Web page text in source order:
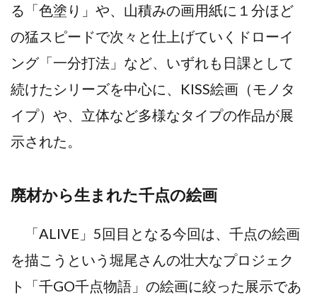
る「色塗り」や、山積みの画用紙に１分ほど
の猛スピードで次々と仕上げていくドローイ
ング「一分打法」など、いずれも日課として
続けたシリーズを中心に、KISS絵画（モノタ
イプ）や、立体など多様なタイプの作品が展
示された。
廃材から生まれた千点の絵画
「ALIVE」5回目となる今回は、千点の絵画
を描こうという堀尾さんの壮大なプロジェク
ト「千GO千点物語」の絵画に絞った展示であ